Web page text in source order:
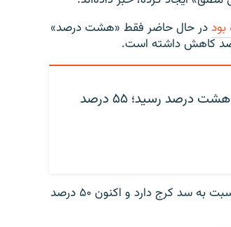
بوددر حال حاضر فقط «هشت درصد»
ذخیرهٔ آب سد کرج به هشت درصد رسید؛ ۵۵ درصد
با این حال گزارش شده ذخیرهٔ آبی سد طالقان وضعیت بهتری نسبت به سد کرج دارد و اکنون ۵۰ درصد